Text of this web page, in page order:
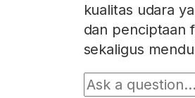
kualitas udara
dan penciptaan
sekaligus